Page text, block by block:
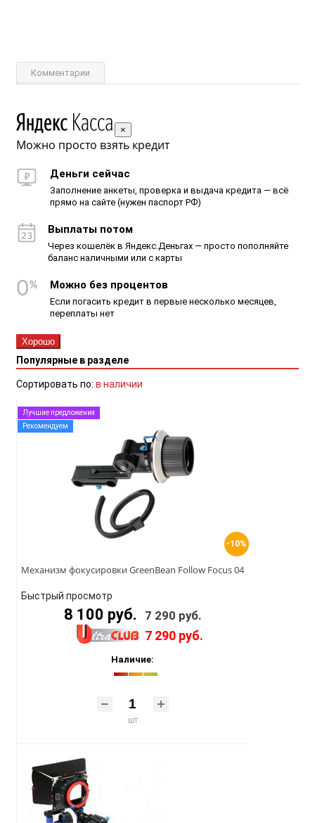
Комментарии
×
Можно просто взять кредит
Деньги сейчас
Заполнение анкеты, проверка и выдача кредита — всё
прямо на сайте (нужен паспорт РФ)
Выплаты потом
Через кошелёк в Яндекс.Деньгах — просто пополняйте
баланс наличными или с карты
Можно без процентов
Если погасить кредит в первые несколько месяцев,
переплаты нет
Хорошо
Популярные в разделе
Сортировать по: в наличии
-10%
Лучшие предложения
Рекомендуем
Механизм фокусировки GreenBean Follow Focus 04
Быстрый просмотр
8 100 руб. 7 290 руб.
7 290 руб.
Наличие:
шт